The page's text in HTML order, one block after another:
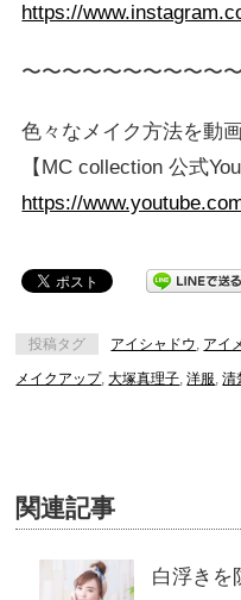
https://
〜〜〜〜〜〜〜〜〜〜
色々なメイク方法を動
【MC collection 公式
https://
投稿タグ アイシャドウ, アイ
メイクアップ,大塚真理子,洋服,清
関連記事
白浮きを